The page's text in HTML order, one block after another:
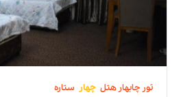
تور چابهار هتل چهار ستاره